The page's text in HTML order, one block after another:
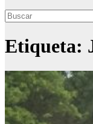
Etiqueta: